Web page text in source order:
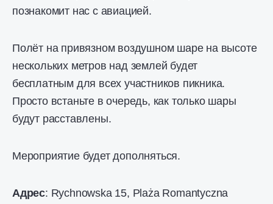
познакомит нас с авиацией.
Полёт на привязном воздушном шаре на высоте
нескольких метров над землей будет
бесплатным для всех участников пикника.
Просто встаньте в очередь, как только шары
будут расставлены.
Мероприятие будет дополняться.
Адрес: Rychnowska 15, Plaża Romantyczna